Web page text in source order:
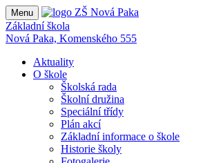
Menu
Základní škola
Nová Paka, Komenského 555
Aktuality
O škole
Školská rada
Školní družina
Speciální třídy
Plán akcí
Základní informace o škole
Historie školy